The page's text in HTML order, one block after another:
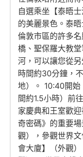
自選乘坐【泰晤
的美麗景色。泰
倫敦市區的許多
橋、聖保羅大教
河，可以讓您從
時間約30分鐘，
地）。 10:40開
間約1.5小時）前
家慶典和王室歡
奇密碼》的重要
觀），參觀世界
會大廈】（外觀